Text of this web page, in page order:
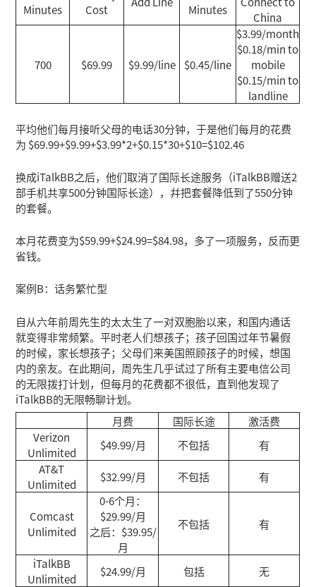
Minutes
Cost
Minutes
China
700 $69.99 $9.99/line $0.45/line
$3.99/month
$0.18/min to
mobile
$0.15/min to
landline
平均他们每月接听父母的电话30分钟，于是他们每月的花费
为 $69.99+$9.99+$3.99*2+$0.15*30+$10=$102.46
换成iTalkBB之后，他们取消了国际长途服务（iTalkBB赠送2
部手机共享500分钟国际长途），幷把套餐降低到了550分钟
的套餐。
本月花费变为$59.99+$24.99=$84.98，多了一项服务，反而更
省钱。
案例B：话务繁忙型
自从六年前周先生的太太生了一对双胞胎以来，和国内通话
就变得非常频繁。平时老人们想孩子；孩子回国过年节暑假
的时候，家长想孩子；父母们来美国照顾孩子的时候，想国
内的亲友。在此期间，周先生几乎试过了所有主要电信公司
的无限拨打计划，但每月的花费都不很低，直到他发现了
iTalkBB的无限畅聊计划。
月费
国际长途
激活费
Verizon
Unlimited
$49.99/月 不包括
有
AT&T
Unlimited
$32.99/月 不包括 有
Comcast
Unlimited
0-6个月：
$29.99/月
之后：$39.95/
月
不包括 有
iTalkBB
Unlimited
$24.99/月 包括 无